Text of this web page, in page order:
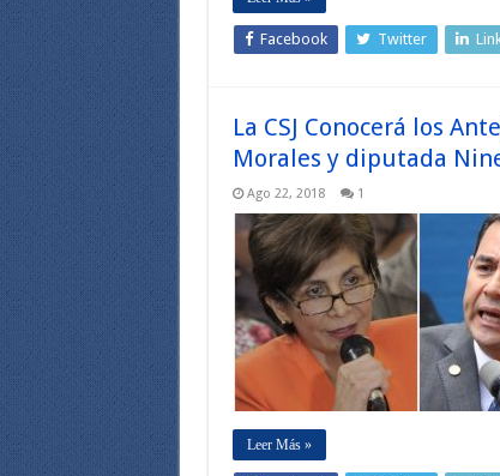
Facebook Twitter
La CSJ Conocerá los
Morales y diputada
Ago 22, 2018 1
Leer Más »